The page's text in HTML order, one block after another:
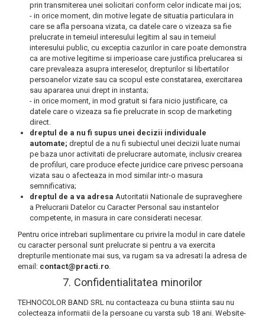
prin transmiterea unei solicitari conform celor indicate mai jos;
- in orice moment, din motive legate de situatia particulara in
care se afla persoana vizata, ca datele care o vizeaza sa fie
prelucrate in temeiul interesului legitim al sau in temeiul
interesului public, cu exceptia cazurilor in care poate demonstra
ca are motive legitime si imperioase care justifica prelucarea si
care prevaleaza asupra intereselor, drepturilor si libertatilor
persoanelor vizate sau ca scopul este constatarea, exercitarea
sau apararea unui drept in instanta;
- in orice moment, in mod gratuit si fara nicio justificare, ca
datele care o vizeaza sa fie prelucrate in scop de marketing
direct.
dreptul de a nu fi supus unei decizii individuale
automate; dreptul de a nu fi subiectul unei decizii luate numai
pe baza unor activitati de prelucrare automate, inclusiv crearea
de profiluri, care produce efecte juridice care privesc persoana
vizata sau o afecteaza in mod similar intr-o masura
semnificativa;
dreptul de a va adresa Autoritatii Nationale de supraveghere
a Prelucrarii Datelor cu Caracter Personal sau instantelor
competente, in masura in care considerati necesar.
Pentru orice intrebari suplimentare cu privire la modul in care datele
cu caracter personal sunt prelucrate si pentru a va exercita
drepturile mentionate mai sus, va rugam sa va adresati la adresa de
email: contact@practi.ro.
7. Confidentialitatea minorilor
TEHNOCOLOR BAND SRL nu contacteaza cu buna stiinta sau nu
colecteaza informatii de la persoane cu varsta sub 18 ani. Website-